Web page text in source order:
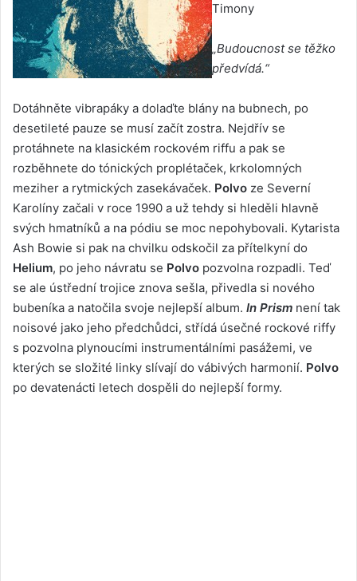
Timony
„Budoucnost se těžko
předvídá.“
Dotáhněte vibrapáky a dolaďte blány na bubnech, po
desetileté pauze se musí začít zostra. Nejdřív se
protáhnete na klasickém rockovém riffu a pak se
rozběhnete do tónických proplétaček, krkolomných
meziher a rytmických zasekávaček. Polvo ze Severní
Karolíny začali v roce 1990 a už tehdy si hleděli hlavně
svých hmatníků a na pódiu se moc nepohybovali. Kytarista
Ash Bowie si pak na chvilku odskočil za přítelkyní do
Helium, po jeho návratu se Polvo pozvolna rozpadli. Teď
se ale ústřední trojice znova sešla, přivedla si nového
bubeníka a natočila svoje nejlepší album. In Prism není tak
noisové jako jeho předchůdci, střídá úsečné rockové riffy
s pozvolna plynoucími instrumentálními pasážemi, ve
kterých se složité linky slívají do vábivých harmonií. Polvo
po devatenácti letech dospěli do nejlepší formy.